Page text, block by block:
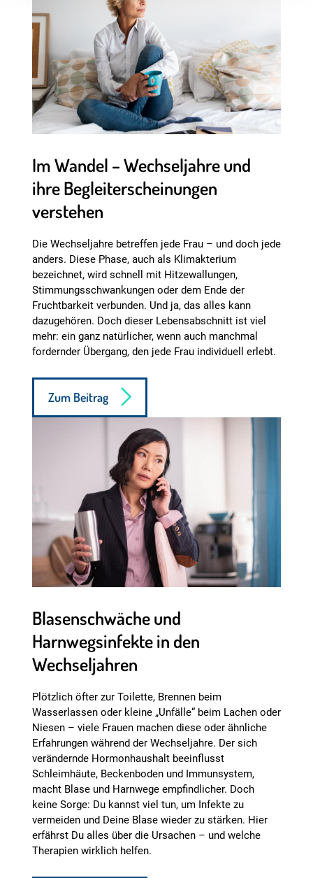
Im Wandel – Wechseljahre und
ihre Begleiterscheinungen
verstehen
Die Wechseljahre betreffen jede Frau – und doch jede
anders. Diese Phase, auch als Klimakterium
bezeichnet, wird schnell mit Hitzewallungen,
Stimmungsschwankungen oder dem Ende der
Fruchtbarkeit verbunden. Und ja, das alles kann
dazugehören. Doch dieser Lebensabschnitt ist viel
mehr: ein ganz natürlicher, wenn auch manchmal
fordernder Übergang, den jede Frau individuell erlebt.
Zum Beitrag
Blasenschwäche und
Harnwegsinfekte in den
Wechseljahren
Plötzlich öfter zur Toilette, Brennen beim
Wasserlassen oder kleine „Unfälle“ beim Lachen oder
Niesen – viele Frauen machen diese oder ähnliche
Erfahrungen während der Wechseljahre. Der sich
verändernde Hormonhaushalt beeinflusst
Schleimhäute, Beckenboden und Immunsystem,
macht Blase und Harnwege empfindlicher. Doch
keine Sorge: Du kannst viel tun, um Infekte zu
vermeiden und Deine Blase wieder zu stärken. Hier
erfährst Du alles über die Ursachen – und welche
Therapien wirklich helfen.